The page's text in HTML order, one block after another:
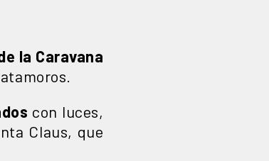
la Caravana
con luces,
Claus, que